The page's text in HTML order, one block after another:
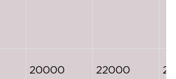
20000 22000